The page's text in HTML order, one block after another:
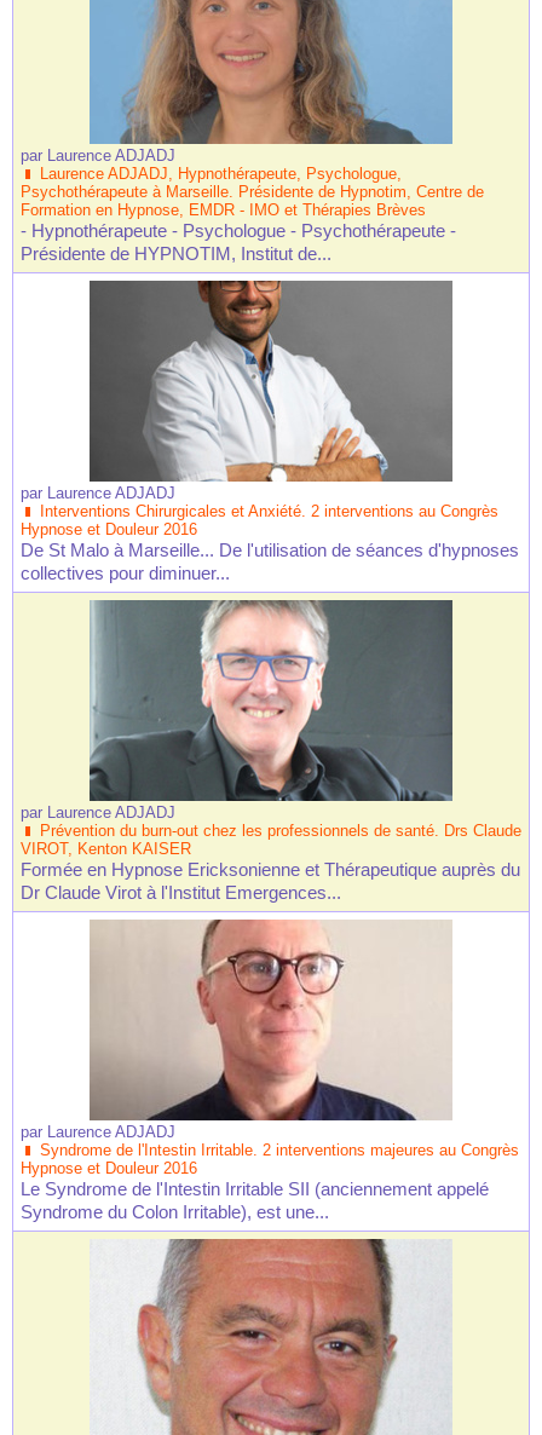
par Laurence ADJADJ
Laurence ADJADJ, Hypnothérapeute, Psychologue,
Psychothérapeute à Marseille. Présidente de Hypnotim, Centre de
Formation en Hypnose, EMDR - IMO et Thérapies Brèves
- Hypnothérapeute - Psychologue - Psychothérapeute -
Présidente de HYPNOTIM, Institut de...
par Laurence ADJADJ
Interventions Chirurgicales et Anxiété. 2 interventions au Congrès
Hypnose et Douleur 2016
De St Malo à Marseille... De l'utilisation de séances d'hypnoses
collectives pour diminuer...
par Laurence ADJADJ
Prévention du burn-out chez les professionnels de santé. Drs Claude
VIROT, Kenton KAISER
Formée en Hypnose Ericksonienne et Thérapeutique auprès du
Dr Claude Virot à l'Institut Emergences...
par Laurence ADJADJ
Syndrome de l'Intestin Irritable. 2 interventions majeures au Congrès
Hypnose et Douleur 2016
Le Syndrome de l'Intestin Irritable SII (anciennement appelé
Syndrome du Colon Irritable), est une...